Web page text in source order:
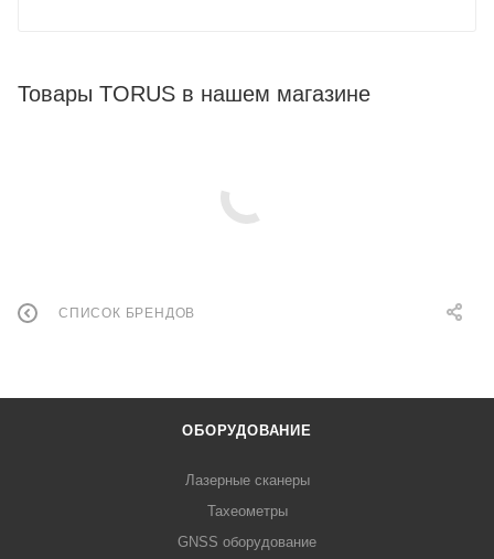
Товары TORUS в нашем магазине
СПИСОК БРЕНДОВ
ОБОРУДОВАНИЕ
Лазерные сканеры
Тахеометры
GNSS оборудование